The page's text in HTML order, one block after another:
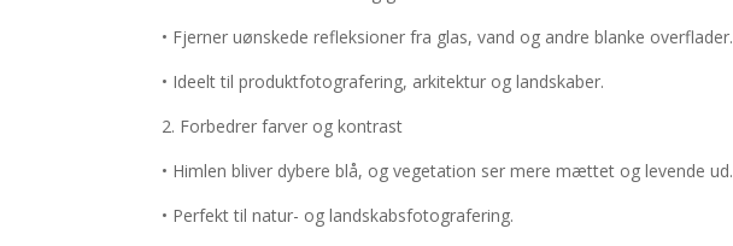
• Fjerner uønskede refleksioner fra glas, vand og andre blanke overflader.
• Ideelt til produktfotografering, arkitektur og landskaber.
2. Forbedrer farver og kontrast
• Himlen bliver dybere blå, og vegetation ser mere mættet og levende ud.
• Perfekt til natur- og landskabsfotografering.